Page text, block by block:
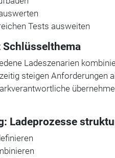
Tests ausweiten
Ladeszenarien
steigen Anforderungen
Ladeprozesse